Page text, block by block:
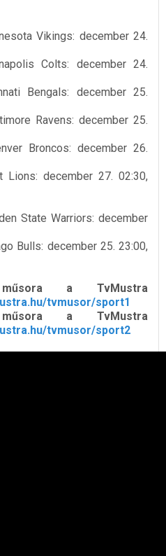
Vikings: december 24.
Colts: december 24.
Bengals: december 25.
Ravens: december 25.
Broncos: december 26.
december 27. 02:30,
State Warriors: december
Bulls: december 25. 23:00,
a TvMustra
tvmusor/sport1
a TvMustra
tvmusor/sport2